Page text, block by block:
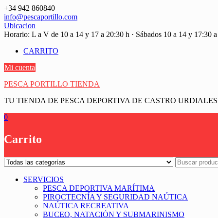
Saltar
contenido
+34 942 860840
info@pescaportillo.com
Ubicacion
Horario: L a V de 10 a 14 y 17 a 20:30 h · Sábados 10 a 14 y 17:30
CARRITO
Mi cuenta
PESCA PORTILLO TIENDA
TU TIENDA DE PESCA DEPORTIVA DE CASTRO URDIALES
0
Carrito
SERVICIOS
PESCA DEPORTIVA MARÍTIMA
PIROCTECNÍA Y SEGURIDAD NAÚTICA
NAÚTICA RECREATIVA
BUCEO, NATACIÓN Y SUBMARINISMO